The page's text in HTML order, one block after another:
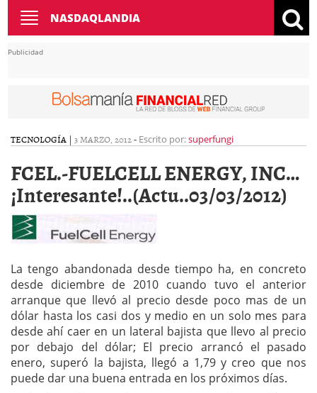
Toggle
navigation
NASDAQLANDIA
Publicidad
TECNOLOGÍA | 3 MARZO, 2012- Escrito por:superfungi
FCEL.-FUELCELL ENERGY, INC…
¡Interesante!..(Actu..03/03/2012)
La tengo abandonada desde tiempo ha, en concreto
desde diciembre de 2010 cuando tuvo el anterior
arranque que llevó al precio desde poco mas de un
dólar hasta los casi dos y medio en un solo mes para
desde ahí caer en un lateral bajista que llevo al precio
por debajo del dólar; El precio arrancó el pasado
enero, superó la bajista, llegó a 1,79 y creo que nos
puede dar una buena entrada en los próximos días.